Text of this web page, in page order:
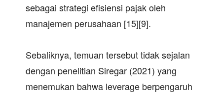
sebagai strategi efisiensi pajak oleh
manajemen perusahaan [15][9].
Sebaliknya, temuan tersebut tidak sejalan
dengan penelitian Siregar (2021) yang
menemukan bahwa leverage berpengaruh